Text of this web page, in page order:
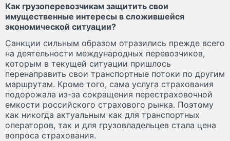
Как грузоперевозчикам защитить свои
имущественные интересы в сложившейся
экономической ситуации?
Санкции сильным образом отразились прежде всего
на деятельности международных перевозчиков,
которым в текущей ситуации пришлось
перенаправить свои транспортные потоки по другим
маршрутам. Кроме того, сама услуга страхования
подорожала из-за сокращения перестраховочной
емкости российского страхового рынка. Поэтому
как никогда актуальным как для транспортных
операторов, так и для грузовладельцев стала цена
вопроса страхования.